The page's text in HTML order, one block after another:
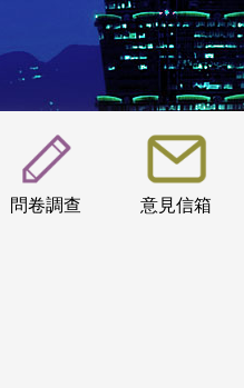
問卷調查 意見信箱
:::